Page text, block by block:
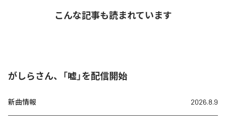
こんな記事も読まれています
がしらさん、「嘘」を配信開始
新曲情報 2026.8.9